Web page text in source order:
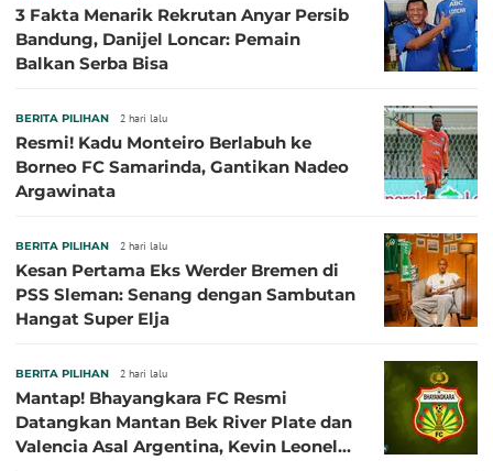
3 Fakta Menarik Rekrutan Anyar Persib
Bandung, Danijel Loncar: Pemain
Balkan Serba Bisa
BERITA PILIHAN 2 hari lalu
Resmi! Kadu Monteiro Berlabuh ke
Borneo FC Samarinda, Gantikan Nadeo
Argawinata
BERITA PILIHAN 2 hari lalu
Kesan Pertama Eks Werder Bremen di
PSS Sleman: Senang dengan Sambutan
Hangat Super Elja
BERITA PILIHAN 2 hari lalu
Mantap! Bhayangkara FC Resmi
Datangkan Mantan Bek River Plate dan
Valencia Asal Argentina, Kevin Leonel